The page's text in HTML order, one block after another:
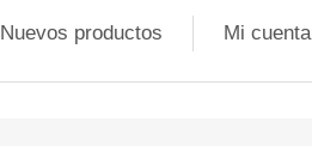
Nuevos productos Mi cuenta